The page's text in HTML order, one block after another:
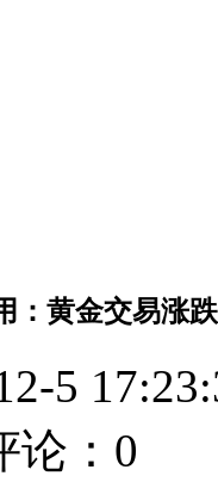
：黄金交易涨
5
论：0